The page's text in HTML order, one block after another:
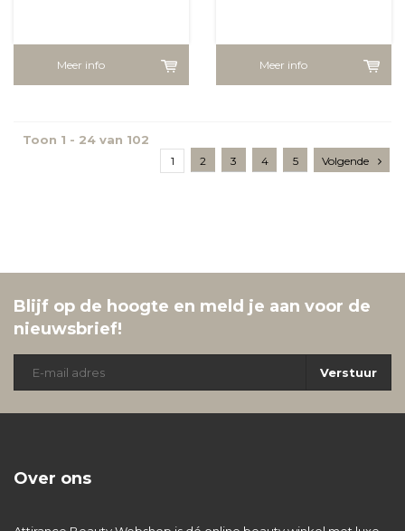
Meer info Meer info
Toon 1 - 24 van 102
1 2 3 4 5 Volgende
Blijf op de hoogte en meld je aan voor de
nieuwsbrief!
Verstuur
Over ons